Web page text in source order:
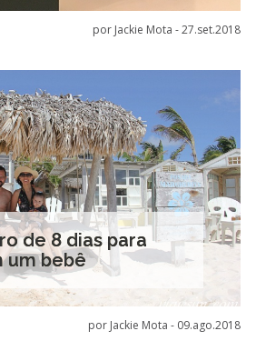
por Jackie Mota -27.set.2018
de 8 dias para
um bebê
por Jackie Mota - 09.ago.2018